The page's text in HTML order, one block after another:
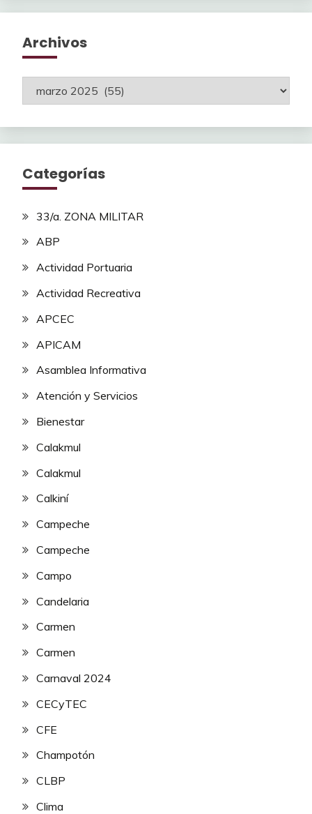
Archivos
Categorías
33/a. ZONA MILITAR
ABP
Actividad Portuaria
Actividad Recreativa
APCEC
APICAM
Asamblea Informativa
Atención y Servicios
Bienestar
Calakmul
Calakmul
Calkiní
Campeche
Campeche
Campo
Candelaria
Carmen
Carmen
Carnaval 2024
CECyTEC
CFE
Champotón
CLBP
Clima